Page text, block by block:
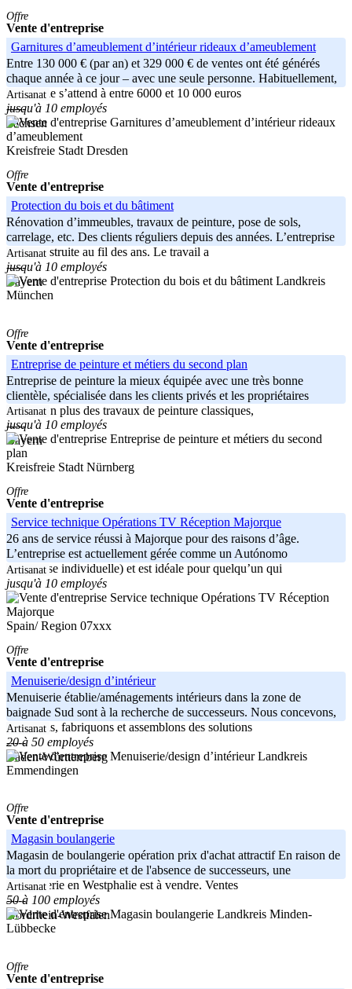
Offre
Vente d'entreprise
Garnitures d’ameublement d’intérieur rideaux d’ameublement
Entre 130 000 € (par an) et 329 000 € de ventes ont été générés
chaque année à ce jour – avec une seule personne. Habituellement,
l’industrie s’attend à entre 6000 et 10 000 euros
-----
Sachsen
Artisanat
jusqu'à 10 employés
Kreisfreie Stadt Dresden
Offre
Vente d'entreprise
Protection du bois et du bâtiment
Rénovation d’immeubles, travaux de peinture, pose de sols,
carrelage, etc. Des clients réguliers depuis des années. L’entreprise
s’est construite au fil des ans. Le travail a
-----
Bayern
Artisanat
jusqu'à 10 employés
Landkreis
München
Offre
Vente d'entreprise
Entreprise de peinture et métiers du second plan
Entreprise de peinture la mieux équipée avec une très bonne
clientèle, spécialisée dans les clients privés et les propriétaires
privés. En plus des travaux de peinture classiques,
-----
Bayern
Artisanat
jusqu'à 10 employés
Kreisfreie Stadt Nürnberg
Offre
Vente d'entreprise
Service technique Opérations TV Réception Majorque
26 ans de service réussi à Majorque pour des raisons d’âge.
L’entreprise est actuellement gérée comme un Autónomo
(entreprise individuelle) et est idéale pour quelqu’un qui
Artisanat
jusqu'à 10 employés
Spain/ Region 07xxx
Offre
Vente d'entreprise
Menuiserie/design d’intérieur
Menuiserie établie/aménagements intérieurs dans la zone de
baignade Sud sont à la recherche de successeurs. Nous concevons,
planifions, fabriquons et assemblons des solutions
-----
Baden-Württemberg
Artisanat
20 à 50 employés
Landkreis
Emmendingen
Offre
Vente d'entreprise
Magasin boulangerie
Magasin de boulangerie opération prix d'achat attractif En raison de
la mort du propriétaire et de l'absence de successeurs, une
boulangerie en Westphalie est à vendre. Ventes
-----
Nordrhein-Westfalen
Artisanat
50 à 100 employés
Landkreis Minden-
Lübbecke
Offre
Vente d'entreprise